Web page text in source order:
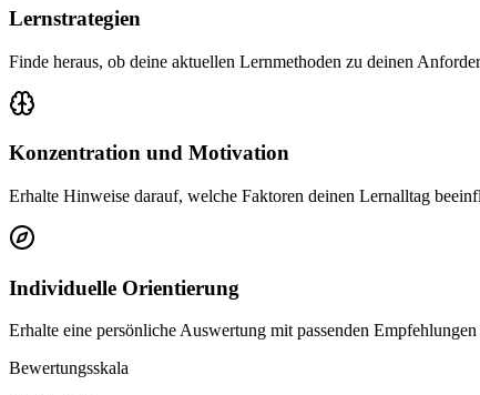
Lernstrategien
Finde heraus, ob deine aktuellen Lernmethoden zu deinen
Konzentration und Motivation
Erhalte Hinweise darauf, welche Faktoren deinen Lernalltag
Individuelle Orientierung
Erhalte eine persönliche Auswertung mit passenden
Bewertungsskala